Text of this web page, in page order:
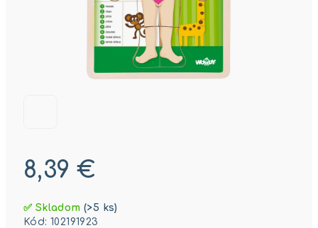
8,39 €
cena:
✅ Skladom(>5 ks)
Kód: 102191923